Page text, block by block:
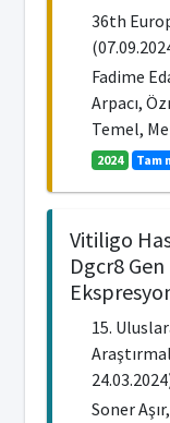
36th
Fadime
Arpacı,
Temel,
2024 Tam
Vitiligo
Dgcr8
15.
Soner